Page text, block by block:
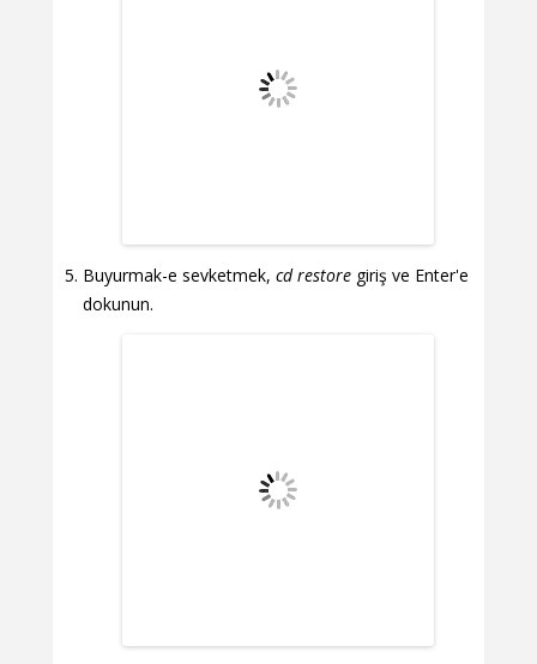
Buyurmak-e sevketmek, cd restore giriş ve Enter'e
dokunun.